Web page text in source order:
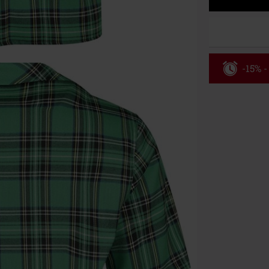
-15%